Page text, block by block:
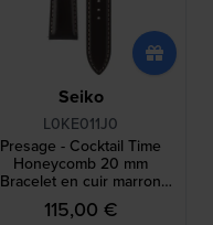
Seiko
L0KE011J0
Presage - Cocktail Time
Honeycomb 20 mm
Bracelet en cuir marron
foncé
115,00 €